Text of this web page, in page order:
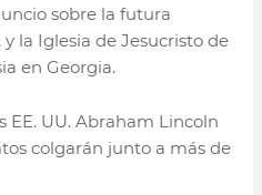
sobre la futura
la Iglesia de Jesucristo de
en Georgia.
EE. UU. Abraham Lincoln
colgarán junto a más de